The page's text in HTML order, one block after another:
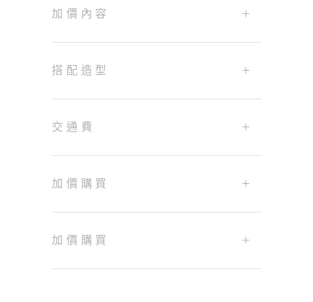
加價內容 +
搭配造型 +
交通費 +
加價購買 +
加價購買 +